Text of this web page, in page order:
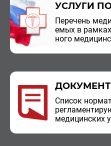
УСЛУГИ
Пе­ре­чень
е­мых в
но­го
Спи­сок
ме­ди­цин­ских